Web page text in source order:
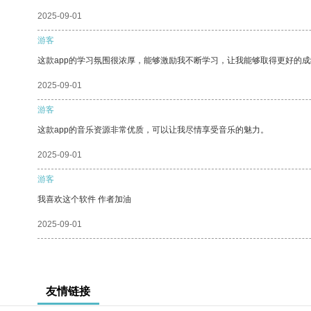
2025-09-01
游客
这款app的学习氛围很浓厚，能够激励我不断学习，让我能够取得更好的
2025-09-01
游客
这款app的音乐资源非常优质，可以让我尽情享受音乐的魅力。
2025-09-01
游客
我喜欢这个软件 作者加油
2025-09-01
友情链接